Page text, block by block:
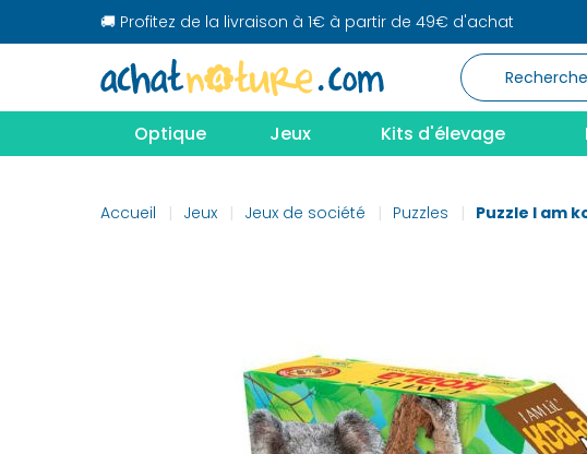
🚚 Profitez de la livraison à 1€ à partir de 49€ d'achat
Optique Jeux Kits d'élevage
Accueil Jeux Jeux de société Puzzles Puzzle I am